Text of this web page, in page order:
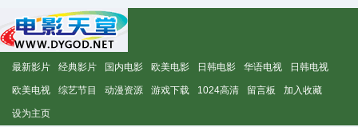
最新影片 经典影片 国内电影 欧美电影 日韩电影 华语电视 日韩电视
欧美电视 综艺节目 动漫资源 游戏下载 1024高清 留言板 加入收藏
设为主页